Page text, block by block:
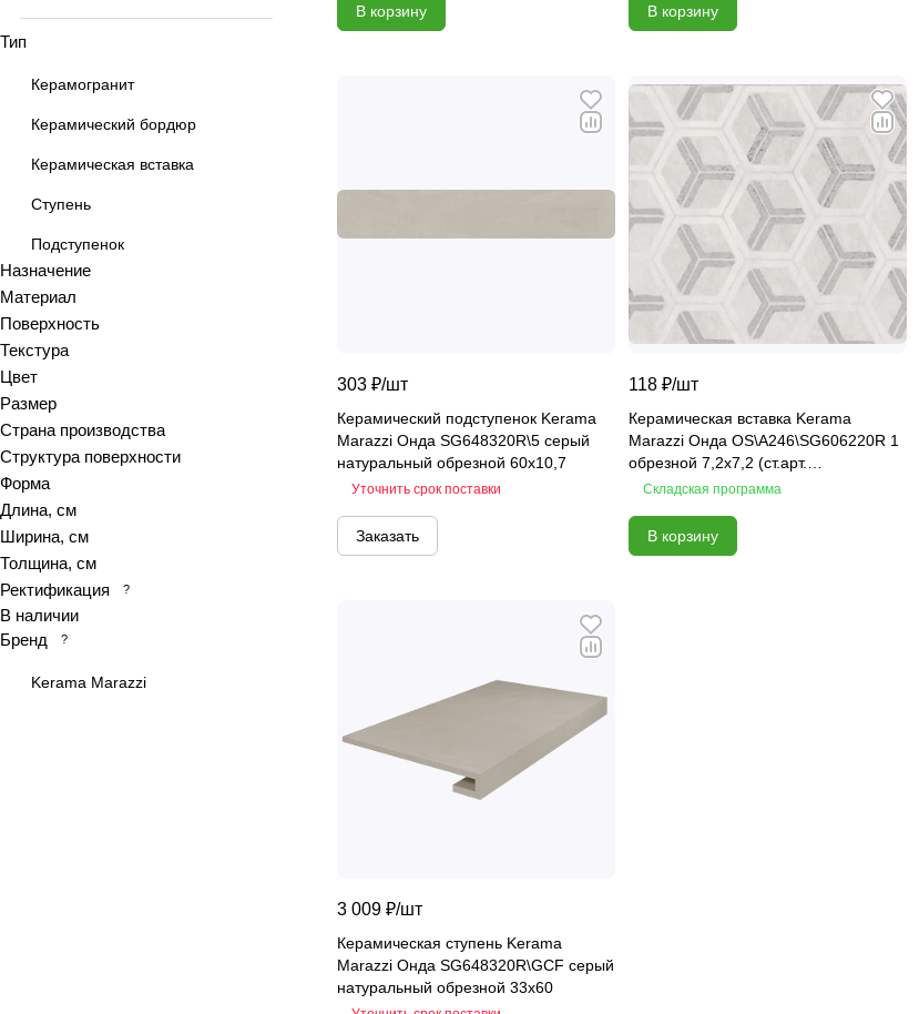
В корзину В корзину
303 ₽/шт
Керамический подступенок Kerama
Marazzi Онда SG648320R\5 серый
натуральный обрезной 60х10,7
Уточнить срок поставки
Заказать
118 ₽/шт
Керамическая вставка Kerama
Marazzi Онда OS\A246\SG606220R 1
обрезной 7,2х7,2 (ст.арт.
OS\A246\SG6062R)
Складская программа
В корзину
3 009 ₽/шт
Керамическая ступень Kerama
Marazzi Онда SG648320R\GCF серый
натуральный обрезной 33x60
Antiquewood
Arena
Argentina
Armani marble
Arts
Ascot
Asher
At.Aren
At.Elite
At.Viggo
Atlantic marble
Atlantis
Bali
Basalt
Belek
Тип
Керамогранит
Керамический бордюр
Керамическая вставка
Ступень
Подступенок
Назначение
Материал
Поверхность
Текстура
Цвет
Размер
Страна производства
Структура поверхности
Форма
Длина, см
Ширина, см
Толщина, см
Ректификация
?
В наличии
Бренд
?
Kerama Marazzi